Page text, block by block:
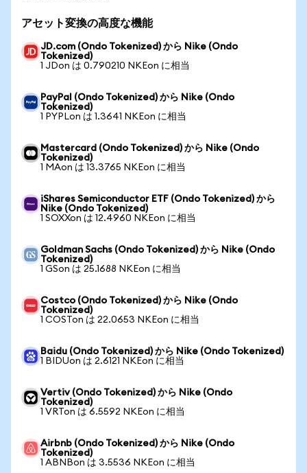
アセット変換の高度な機能
JD.com (Ondo Tokenized) から Nike (Ondo
Tokenized)
1 JDon は 0.790210 NKEon に相当
PayPal (Ondo Tokenized) から Nike (Ondo
Tokenized)
1 PYPLon は 1.3641 NKEon に相当
Mastercard (Ondo Tokenized) から Nike (Ondo
Tokenized)
1 MAon は 13.3765 NKEon に相当
iShares Semiconductor ETF (Ondo Tokenized) から
Nike (Ondo Tokenized)
1 SOXXon は 12.4960 NKEon に相当
Goldman Sachs (Ondo Tokenized) から Nike (Ondo
Tokenized)
1 GSon は 25.1688 NKEon に相当
Costco (Ondo Tokenized) から Nike (Ondo
Tokenized)
1 COSTon は 22.0653 NKEon に相当
Baidu (Ondo Tokenized) から Nike (Ondo Tokenized)
1 BIDUon は 2.6121 NKEon に相当
Vertiv (Ondo Tokenized) から Nike (Ondo
Tokenized)
1 VRTon は 6.5592 NKEon に相当
Airbnb (Ondo Tokenized) から Nike (Ondo
Tokenized)
1 ABNBon は 3.5536 NKEon に相当